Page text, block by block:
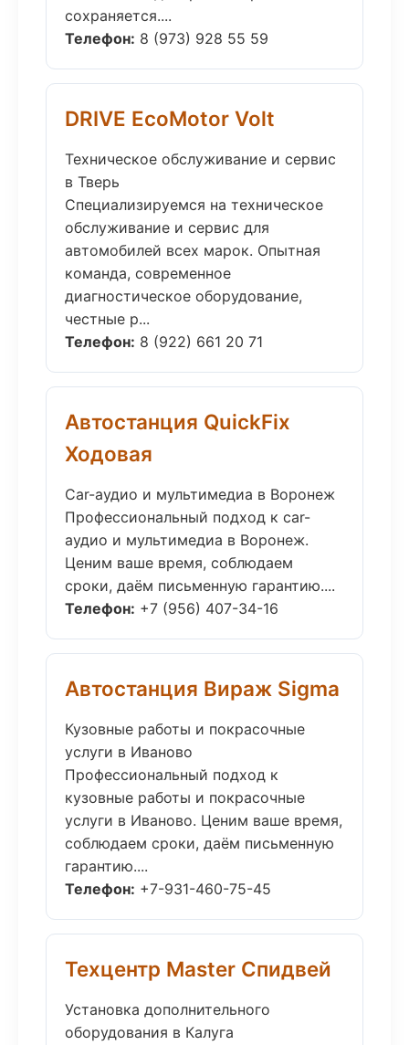
сохраняется....
Телефон: 8 (973) 928 55 59
DRIVE EcoMotor Volt
Техническое обслуживание и сервис
в Тверь
Специализируемся на техническое
обслуживание и сервис для
автомобилей всех марок. Опытная
команда, современное
диагностическое оборудование,
честные р...
Телефон: 8 (922) 661 20 71
Автостанция QuickFix
Ходовая
Car-аудио и мультимедиа в Воронеж
Профессиональный подход к car-
аудио и мультимедиа в Воронеж.
Ценим ваше время, соблюдаем
сроки, даём письменную гарантию....
Телефон: +7 (956) 407-34-16
Автостанция Вираж Sigma
Кузовные работы и покрасочные
услуги в Иваново
Профессиональный подход к
кузовные работы и покрасочные
услуги в Иваново. Ценим ваше время,
соблюдаем сроки, даём письменную
гарантию....
Телефон: +7-931-460-75-45
Техцентр Master Спидвей
Установка дополнительного
оборудования в Калуга